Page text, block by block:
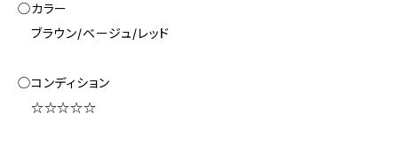
◯カラー
ブラウン/ベージュ/レッド
◯コンディション
☆☆☆☆☆